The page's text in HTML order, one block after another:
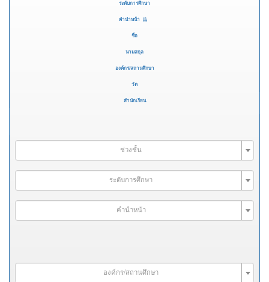
ระดับการศึกษา
คำนำหน้า
ชื่อ
นามสกุล
องค์กร/สถานศึกษา
วัด
สำนักเรียน
ช่วงชั้น
ระดับการศึกษา
คำนำหน้า
องค์กร/สถานศึกษา